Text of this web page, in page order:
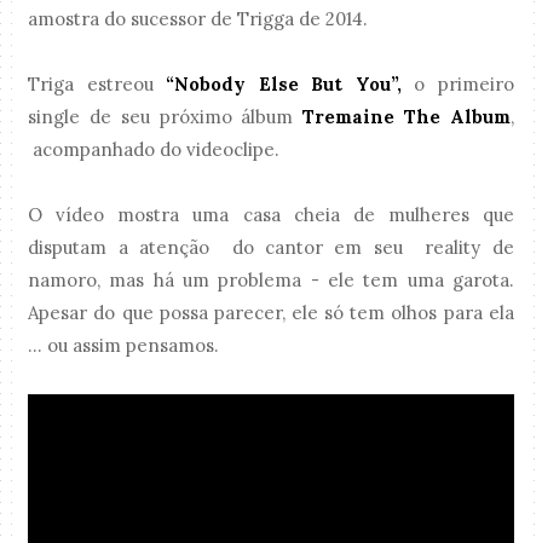
amostra do sucessor de Trigga de 2014.
Triga estreou “Nobody Else But You”,o primeiro
single de seu próximo álbumTremaine The Album,
acompanhado do videoclipe.
O vídeo mostra uma casa cheia de mulheres que
disputam a atenção do cantor em seu reality de
namoro, mas há um problema - ele tem uma garota.
Apesar do que possa parecer, ele só tem olhos para ela
... ou assim pensamos.